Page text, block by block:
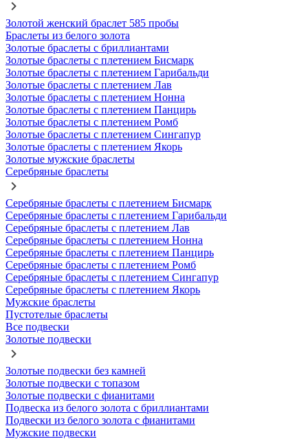
Золотой женский браслет 585 пробы
Браслеты из белого золота
Золотые браслеты с бриллиантами
Золотые браслеты с плетением Бисмарк
Золотые браслеты с плетением Гарибальди
Золотые браслеты с плетением Лав
Золотые браслеты с плетением Нонна
Золотые браслеты с плетением Панцирь
Золотые браслеты с плетением Ромб
Золотые браслеты с плетением Сингапур
Золотые браслеты с плетением Якорь
Золотые мужские браслеты
Серебряные браслеты
Серебряные браслеты с плетением Бисмарк
Серебряные браслеты с плетением Гарибальди
Серебряные браслеты с плетением Лав
Серебряные браслеты с плетением Нонна
Серебряные браслеты с плетением Панцирь
Серебряные браслеты с плетением Ромб
Серебряные браслеты с плетением Сингапур
Серебряные браслеты с плетением Якорь
Мужские браслеты
Пустотелые браслеты
Все подвески
Золотые подвески
Золотые подвески без камней
Золотые подвески с топазом
Золотые подвески с фианитами
Подвеска из белого золота с бриллиантами
Подвески из белого золота с фианитами
Мужские подвески